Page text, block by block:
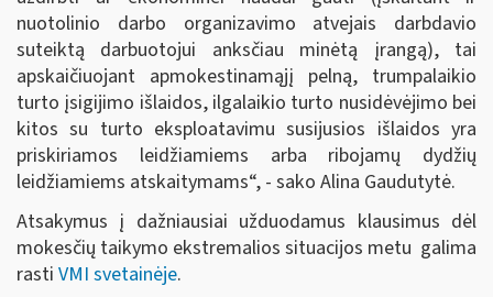
nuotolinio darbo organizavimo atvejais darbdavio
suteiktą darbuotojui anksčiau minėtą įrangą), tai
apskaičiuojant apmokestinamąjį pelną, trumpalaikio
turto įsigijimo išlaidos, ilgalaikio turto nusidėvėjimo bei
kitos su turto eksploatavimu susijusios išlaidos yra
priskiriamos leidžiamiems arba ribojamų dydžių
leidžiamiems atskaitymams“, - sako Alina Gaudutytė.
Atsakymus į dažniausiai užduodamus klausimus dėl
mokesčių taikymo ekstremalios situacijos metu galima
rasti VMI svetainėje.